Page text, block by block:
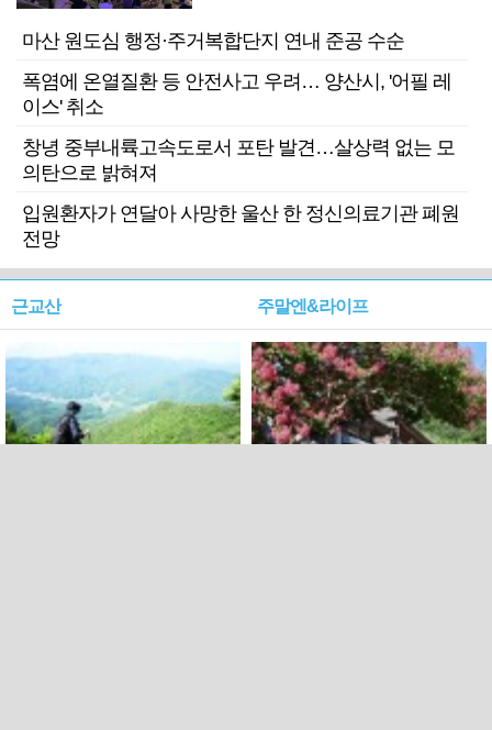
마산 원도심 행정·주거복합단지 연내 준공 수순
폭염에 온열질환 등 안전사고 우려… 양산시, '어필 레
이스' 취소
창녕 중부내륙고속도로서 포탄 발견…살상력 없는 모
의탄으로 밝혀져
입원환자가 연달아 사망한 울산 한 정신의료기관 폐원
전망
근교산 주말엔&라이프